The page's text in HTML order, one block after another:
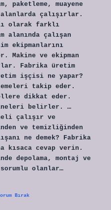
paketleme, muayene
çalışırlar.
olarak farklı
alanında çalışan
ekipmanlarını
Makine ve ekipman
Fabrika üretim
işçisi ne yapar?
takip eder.
dikkat eder.
belirler. …
çalışır ve
ve temizliğinden
ne demek? Fabrika
kısaca cevap verin.
depolama, montaj ve
olanlar…
Bırak